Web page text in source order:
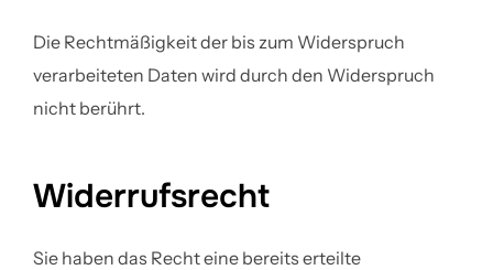
Die Rechtmäßigkeit der bis zum Widerspruch
verarbeiteten Daten wird durch den Widerspruch
nicht berührt.
Widerrufsrecht
Sie haben das Recht eine bereits erteilte